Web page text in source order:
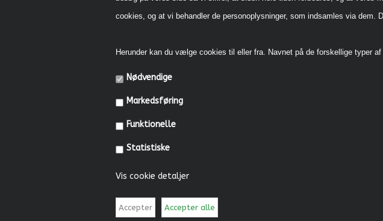
cookies, og at vi behandler de personoplysninger, som indsamles via dem.
Herunder kan du vælge cookies til eller fra. Navnet på de forskellige typer
Nødvendige
Markedsføring
Funktionelle
Statistiske
Vis cookie detaljer